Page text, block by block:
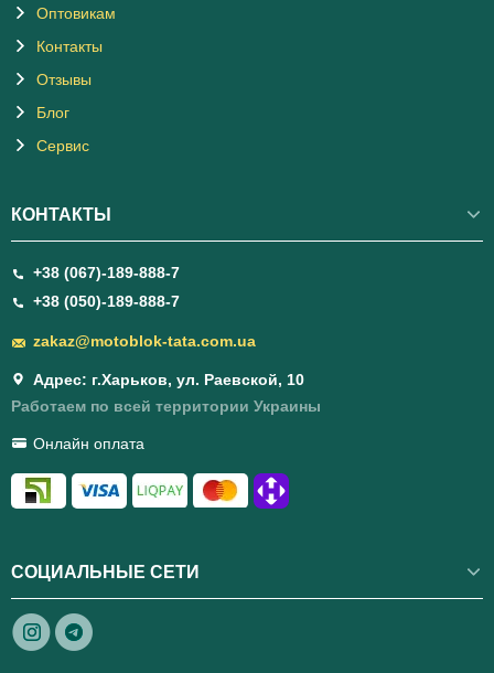
Оптовикам
Контакты
Отзывы
Блог
Сервис
КОНТАКТЫ
+38 (067)-189-888-7
+38 (050)-189-888-7
zakaz@motoblok-tata.com.ua
Адрес: г.Харьков, ул. Раевской, 10
Работаем по всей территории Украины
Онлайн оплата
СОЦИАЛЬНЫЕ СЕТИ